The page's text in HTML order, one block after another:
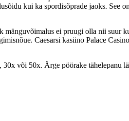
kui ka spordisõprade jaoks. See
mänguvõimalus ei pruugi olla nii suur
Caesarsi kasiino Palace
30x või 50x. Ärge pöörake tähelepanu